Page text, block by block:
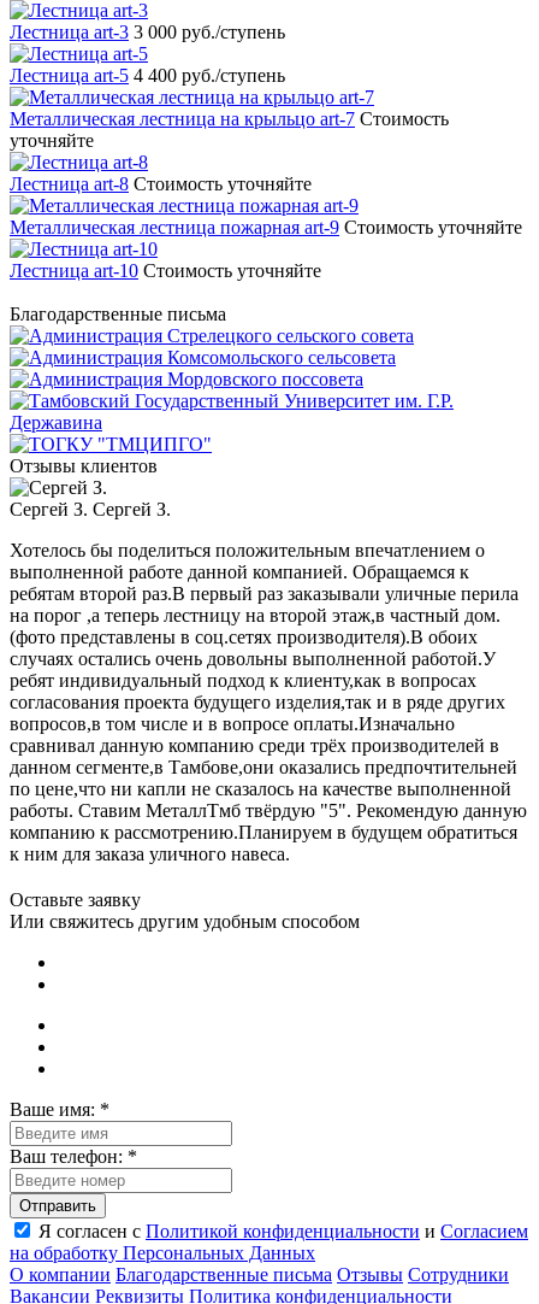
Лестница art-3 3 000 руб./ступень
Лестница art-5 4 400 руб./ступень
Металлическая лестница на крыльцо art-7 Стоимость
уточняйте
Лестница art-8 Стоимость уточняйте
Металлическая лестница пожарная art-9 Стоимость уточняйте
Лестница art-10 Стоимость уточняйте
Благодарственные письма
Отзывы клиентов
Сергей З. Сергей З.
Хотелось бы поделиться положительным впечатлением о
выполненной работе данной компанией. Обращаемся к
ребятам второй раз.В первый раз заказывали уличные перила
на порог ,а теперь лестницу на второй этаж,в частный дом.
(фото представлены в соц.сетях производителя).В обоих
случаях остались очень довольны выполненной работой.У
ребят индивидуальный подход к клиенту,как в вопросах
согласования проекта будущего изделия,так и в ряде других
вопросов,в том числе и в вопросе оплаты.Изначально
сравнивал данную компанию среди трёх производителей в
данном сегменте,в Тамбове,они оказались предпочтительней
по цене,что ни капли не сказалось на качестве выполненной
работы. Ставим МеталлТмб твёрдую "5". Рекомендую данную
компанию к рассмотрению.Планируем в будущем обратиться
к ним для заказа уличного навеса.
Оставьте заявку
Или свяжитесь другим удобным способом
Ваше имя: *
Ваш телефон: *
Я согласен с Политикой конфиденциальности и Согласием
на обработку Пeрсональных Данных
О компании Благодарственные письма Отзывы Сотрудники
Вакансии Реквизиты Политика конфиденциальности